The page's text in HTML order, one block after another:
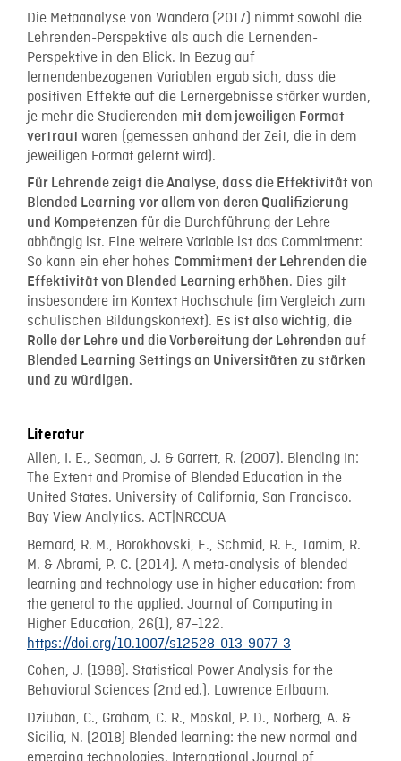
Die Metaanalyse von Wandera (2017) nimmt sowohl die
Lehrenden-Perspektive als auch die Lernenden-
Perspektive in den Blick. In Bezug auf
lernendenbezogenen Variablen ergab sich, dass die
positiven Effekte auf die Lernergebnisse stärker wurden,
je mehr die Studierenden mit dem jeweiligen Format
vertraut waren (gemessen anhand der Zeit, die in dem
jeweiligen Format gelernt wird).
Für Lehrende zeigt die Analyse, dass die Effektivität von
Blended Learning vor allem von deren Qualifizierung
und Kompetenzen für die Durchführung der Lehre
abhängig ist. Eine weitere Variable ist das Commitment:
So kann ein eher hohes Commitment der Lehrenden die
Effektivität von Blended Learning erhöhen. Dies gilt
insbesondere im Kontext Hochschule (im Vergleich zum
schulischen Bildungskontext). Es ist also wichtig, die
Rolle der Lehre und die Vorbereitung der Lehrenden auf
Blended Learning Settings an Universitäten zu stärken
und zu würdigen.
Literatur
Allen, I. E., Seaman, J. & Garrett, R. (2007). Blending In:
The Extent and Promise of Blended Education in the
United States. University of California, San Francisco.
Bay View Analytics. ACT|NRCCUA
Bernard, R. M., Borokhovski, E., Schmid, R. F., Tamim, R.
M. & Abrami, P. C. (2014). A meta-analysis of blended
learning and technology use in higher education: from
the general to the applied. Journal of Computing in
Higher Education, 26(1), 87–122.
https://doi.org/10.1007/s12528-013-9077-3
Cohen, J. (1988). Statistical Power Analysis for the
Behavioral Sciences (2nd ed.). Lawrence Erlbaum.
Dziuban, C., Graham, C. R., Moskal, P. D., Norberg, A. &
Sicilia, N. (2018) Blended learning: the new normal and